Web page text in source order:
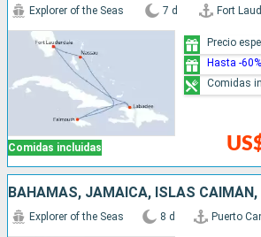
Comidas incluidas
Explorer of the Seas 7 d Fort
Precio
Hasta -
Comidas
Explorer of the Seas 8 d Puerto